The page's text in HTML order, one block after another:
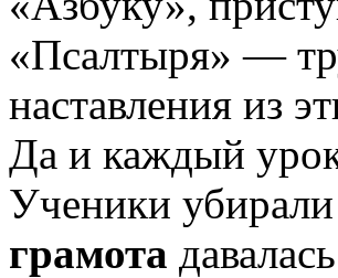
«Псалтыря» —
наставления из
Да и каждый
Ученики
грамота